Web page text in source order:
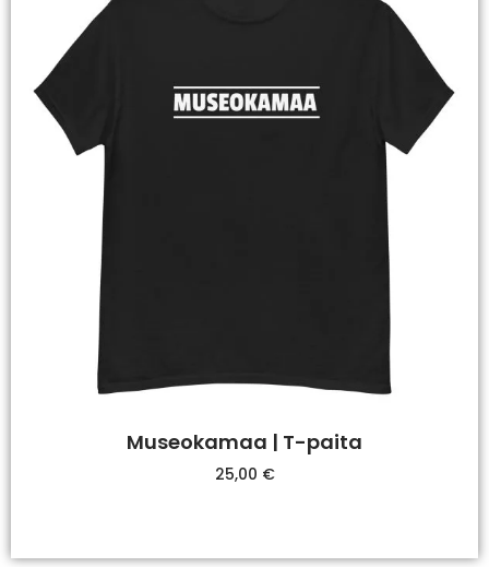
Museokamaa | T-paita
25,00 €